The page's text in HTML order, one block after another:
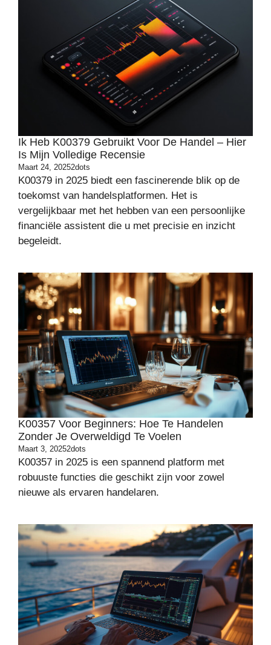
Ik Heb K00379 Gebruikt Voor De Handel – Hier
Is Mijn Volledige Recensie
Maart 24, 20252dots
K00379 in 2025 biedt een fascinerende blik op de
toekomst van handelsplatformen. Het is
vergelijkbaar met het hebben van een persoonlijke
financiële assistent die u met precisie en inzicht
begeleidt.
K00357 Voor Beginners: Hoe Te Handelen
Zonder Je Overweldigd Te Voelen
Maart 3, 20252dots
K00357 in 2025 is een spannend platform met
robuuste functies die geschikt zijn voor zowel
nieuwe als ervaren handelaren.